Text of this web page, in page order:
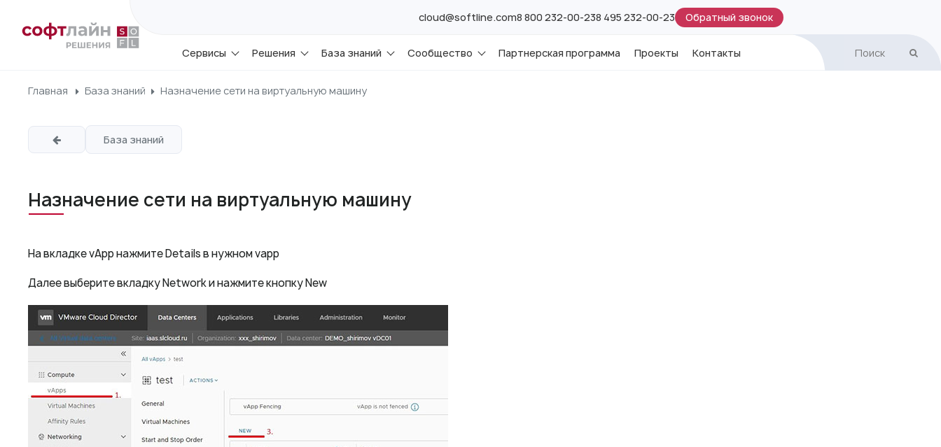
cloud@softline.com8 800 232-00-238 495 232-00-23 Обратный звонок
Сервисы Решения База знаний Сообщество Партнерская программа Проекты Контакты
Главная База знаний Назначение сети на виртуальную машину
База знаний
Назначение сети на виртуальную машину
На вкладке vApp нажмите Details в нужном vapp
Далее выберите вкладку Network и нажмите кнопку New